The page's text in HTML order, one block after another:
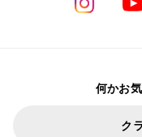
何かお
ク